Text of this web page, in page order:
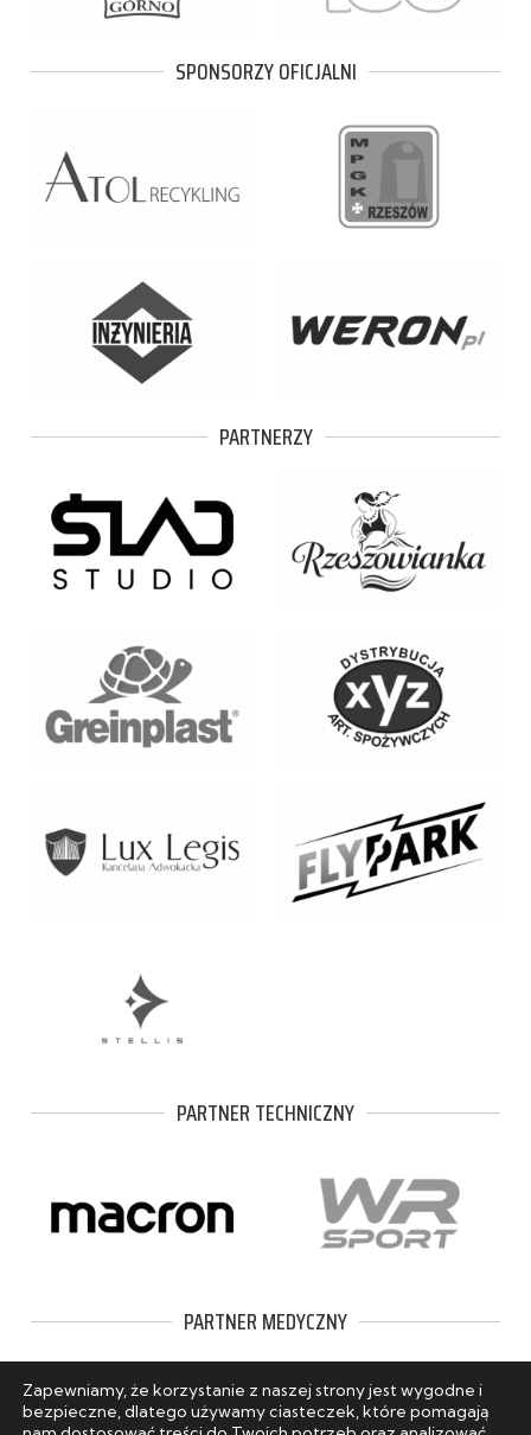
SPONSORZY OFICJALNI
PARTNERZY
PARTNER TECHNICZNY
PARTNER MEDYCZNY
Zapewniamy, że korzystanie z naszej strony jest wygodne i
bezpieczne, dlatego używamy ciasteczek, które pomagają